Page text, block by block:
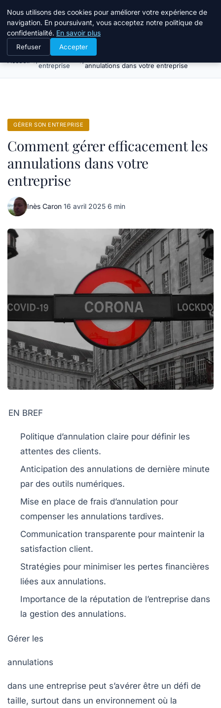
Bible Telemarketing
Gérer son
entreprise
Comment gérer efficacement les
annulations dans votre entreprise
GÉRER SON ENTREPRISE
Comment gérer efficacement les
annulations dans votre
entreprise
Inès Caron·16 avril 2025·6 min
EN BREF
Politique d’annulation claire pour définir les
attentes des clients.
Anticipation des annulations de dernière minute
par des outils numériques.
Mise en place de frais d’annulation pour
compenser les annulations tardives.
Communication transparente pour maintenir la
satisfaction client.
Stratégies pour minimiser les pertes financières
liées aux annulations.
Importance de la réputation de l’entreprise dans
la gestion des annulations.
Gérer les
annulations
dans une entreprise peut s’avérer être un défi de
taille, surtout dans un environnement où la
Nous utilisons des cookies pour améliorer votre expérience de
navigation. En poursuivant, vous acceptez notre politique de
confidentialité. En savoir plus
Refuser Accepter